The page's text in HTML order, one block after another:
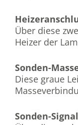
Über diese
Heizer der
Sonden-
Diese graue
Sonden-Signal